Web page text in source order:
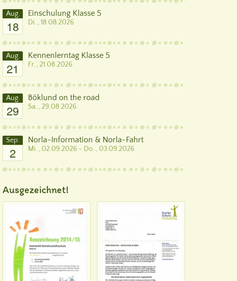
Aug.
18
Einschulung Klasse 5
Di.., 18.08.2026
Aug.
21
Kennenlerntag Klasse 5
Fr.., 21.08.2026
Aug.
29
Böklund on the road
Sa.., 29.08.2026
Sep.
2
Norla-Information & Norla-Fahrt
Mi.., 02.09.2026 - Do.., 03.09.2026
Ausgezeichnet!